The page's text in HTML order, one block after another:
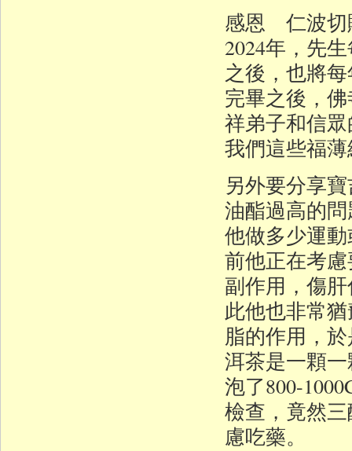
感恩 仁波切
2024年，先
之後，也將
完畢之後，
祥弟子和信
我們這些福
另外要分享
油酯過高的
他做多少運
前他正在考
副作用，傷
此他也非常
脂的作用，
洱茶是一顆
泡了800-
檢查，竟然
慮吃藥。